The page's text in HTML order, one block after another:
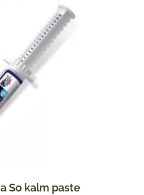
So kalm paste